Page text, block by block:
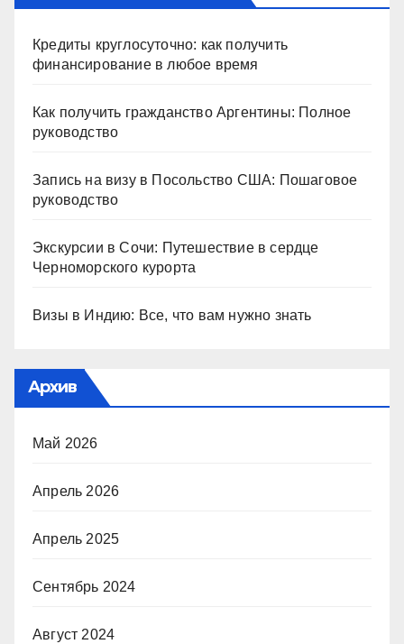
Кредиты круглосуточно: как получить
финансирование в любое время
Как получить гражданство Аргентины: Полное
руководство
Запись на визу в Посольство США: Пошаговое
руководство
Экскурсии в Сочи: Путешествие в сердце
Черноморского курорта
Визы в Индию: Все, что вам нужно знать
Архив
Май 2026
Апрель 2026
Апрель 2025
Сентябрь 2024
Август 2024